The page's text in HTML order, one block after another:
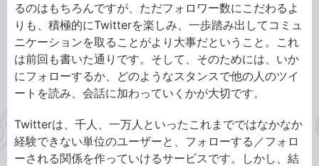
るのはもちろんですが、ただフォロワー数にこだわるよ
りも、積極的にTwitterを楽しみ、一歩踏み出してコミュ
ニケーションを取ることがより大事だということ。これ
は前回も書いた通りです。そして、そのためには、いか
にフォローするか、どのようなスタンスで他の人のツイ
ートを読み、会話に加わっていくかが大切です。
Twitterは、千人、一万人といったこれまでではなかなか
経験できない単位のユーザーと、フォローする／フォロ
ーされる関係を作っていけるサービスです。しかし、結